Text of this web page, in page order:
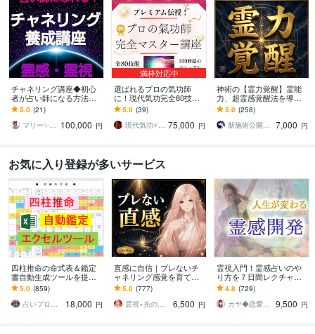
チャネリング講座◆初心
者が占い師になる方法教
えます エネルギー伝授◆
すぐに占い師としてデビ
ューできます☆ミ
5.0 (21)
マリー✨霊感霊視占い✨気持ち、復縁、複雑 100,000 円
満枠対応中
選ばれるプロの気功師
に！現代気功完全80技講
座ます 情報空間を書き換
えて気功の本質までわか
る100冊超のテキスト
5.0 (39)
現代気功⚡神念伝達師＠SHANTY巫香 75,000 円
神術の【霊力覚醒】霊能
力、超霊感覚醒法を導き
ます 霊能力や霊感を求め
る方へ『霊的奥義伝承
者』が霊能力伝授します
5.0 (258)
新施術公開→≪相手意識強制変化≫◆星桜龍
7,000 円
お気に入り登録が多いサービス
四柱推命の命式表＆鑑定
書自動生成ツールを提供
します 複数の流派に対応
し、大三合会局、天剋地
冲等も自動表示します
5.0 (859)
占いプログラマDeguchi
18,000 円
直感に自信｜ブレないチ
ャネリング感覚を育てま
す ✨“誰かに確認する”を卒
業しませんか？
5.0 (777)
霊視×光の柱 カルマ先生
6,500 円
霊視入門！霊感占いのや
り方を７日間レクチャー
します 初心者OK♡副業占
い師への道を開くサポー
トをします
4.8 (729)
カヤ◆恋愛占いカウンセラー
9,500 円